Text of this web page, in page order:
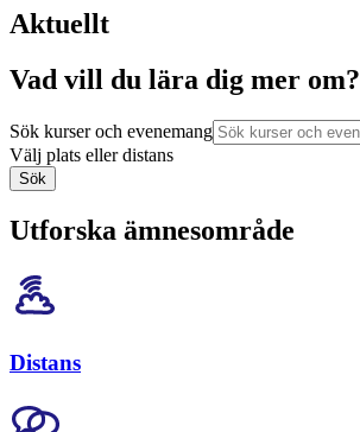
Aktuellt
Vad vill du lära dig mer om?
Sök kurser och evenemang
Välj plats eller distans
Sök
Utforska ämnesområde
Distans